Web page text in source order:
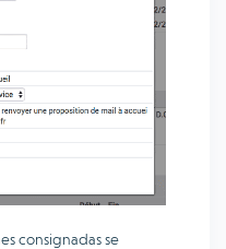
consignadas se